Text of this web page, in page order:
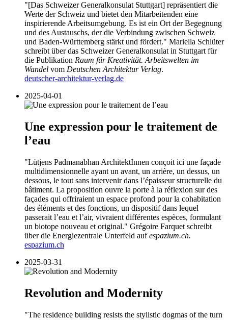
"[Das Schweizer Generalkonsulat Stuttgart] repräsentiert die
Werte der Schweiz und bietet den Mitarbeitenden eine
inspirierende Arbeitsumgebung. Es ist ein Ort der Begegnung
und des Austauschs, der die Verbindung zwischen Schweiz
und Baden-Württemberg stärkt und fördert." Mariella Schlüter
schreibt über das Schweizer Generalkonsulat in Stuttgart für
die Publikation Raum für Kreativität. Arbeitswelten im
Wandel vom Deutschen Architektur Verlag.
deutscher-architektur-verlag.de
2025-04-01
Une ex­pres­sion pour le trai­te­ment de
l’eau
"Lütjens Padmanabhan ArchitektInnen conçoit ici une façade
multidimensionnelle ayant un avant, un arrière, un dessus, un
dessous, le tout sans intervenir dans l’épaisseur structurelle du
bâtiment. La proposition ouvre la porte à la réflexion sur des
façades qui offriraient un espace profond pour la cohabitation
des éléments et des fonctions, un dispositif dans lequel
passerait l’eau et l’air, vivraient différentes espèces, formulant
un biotope nouveau et original." Grégoire Farquet schreibt
über die Energiezentrale Unterfeld aufespazium.ch.
espazium.ch
2025-03-31
Revolution and Modernity
"The residence building resists the stylistic dogmas of the turn